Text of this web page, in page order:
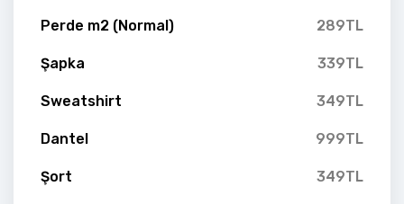
Perde m2 (Normal) 289TL
Şapka 339TL
Sweatshirt 349TL
Dantel 999TL
Şort 349TL